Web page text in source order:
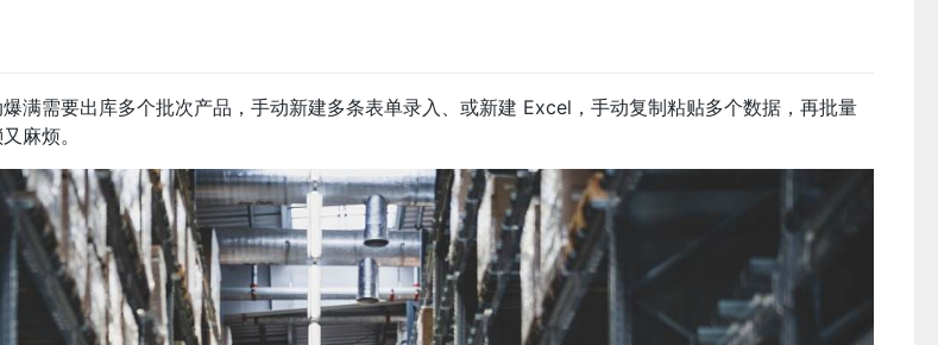
满需要出库多个批次产品，手动新建多条表单录入、或新建 Excel，手动复制粘贴多个数据，再批量
麻烦。